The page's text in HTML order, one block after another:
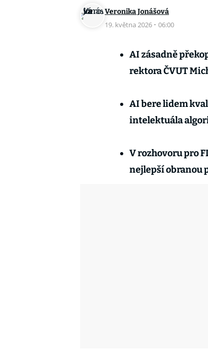
Veronika Jonášová
19. května 2026 · 06:00
AI zásadně
rektora ČVUT
AI bere lidem
intelektuála
V rozhovoru pro
nejlepší obranou